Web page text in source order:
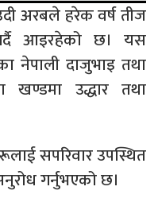
अरबले हरेक वर्ष तीज
आइरहेको छ। यस
नेपाली दाजुभाइ तथा
खण्डमा उद्धार तथा
सपरिवार उपस्थित
गर्नुभएको छ।